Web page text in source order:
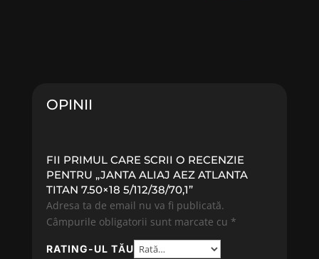
OPINII
FII PRIMUL CARE SCRII O RECENZIE
PENTRU „JANTA ALIAJ AEZ ATLANTA
TITAN 7.50×18 5/112/38/70,1”
Adresa ta de email nu va fi publicată.
Câmpurile obligatorii sunt marcate cu *
RATING-UL TĂU